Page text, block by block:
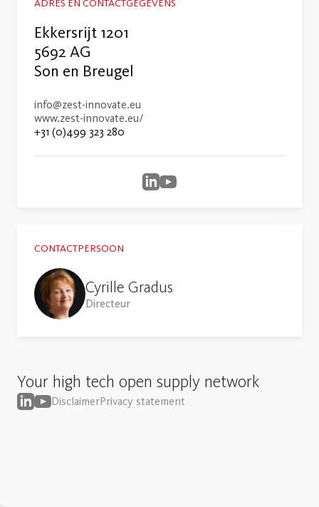
ADRES EN CONTACTGEGEVENS
Ekkersrijt 1201
5692 AG
Son en Breugel
info@zest-innovate.eu
www.zest-innovate.eu/
+31 (0)499 323 280
CONTACTPERSOON
Cyrille Gradus
Directeur
Your high tech open supply network
DisclaimerPrivacy statement